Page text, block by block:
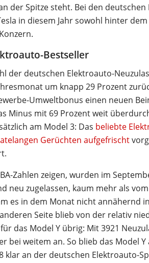
der Spitze steht. Bei den
in diesem Jahr sowohl hinter
Bestseller
der deutschen Elektroauto-
um knapp 29 Prozent
Umweltbonus einen neuen
Minus mit 69 Prozent weit
am Model 3: Das beliebte
Gerüchten aufgefrischt
Zahlen zeigen, wurden im
neu zugelassen, kaum mehr als
es in dem Monat nicht annähernd
Seite blieb von der relativ
das Model Y übrig: Mit 3921
bei weitem an. So blieb das Model
klar an der deutschen Elektroauto-